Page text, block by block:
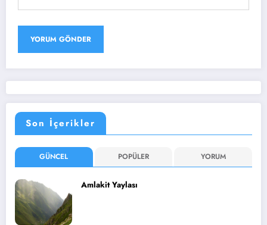
Son İçerikler
GÜNCEL POPÜLER YORUM
Amlakit Yaylası